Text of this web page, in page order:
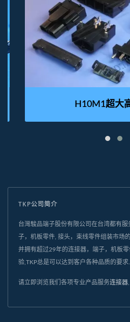
H10M1超大高导
TKP公司简介
台灣駿品端子股份有限公司在台湾都有
子，机板零件, 接头，束线零件组装市场
并拥有超过29年的连接器，端子，机板
验,TKP总是可以达到客户各种品质的要求.
请立即浏览我们各项专业产品服务连接器